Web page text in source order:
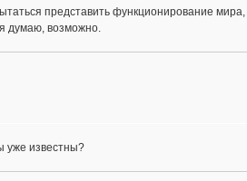
представить функционирование мира,
думаю, возможно.
уже известны?